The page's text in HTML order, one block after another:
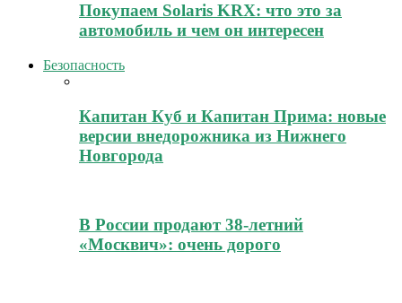
Покупаем Solaris KRX: что это за
автомобиль и чем он интересен
Безопасность
Капитан Куб и Капитан Прима: новые
версии внедорожника из Нижнего
Новгорода
В России продают 38-летний
«Москвич»: очень дорого